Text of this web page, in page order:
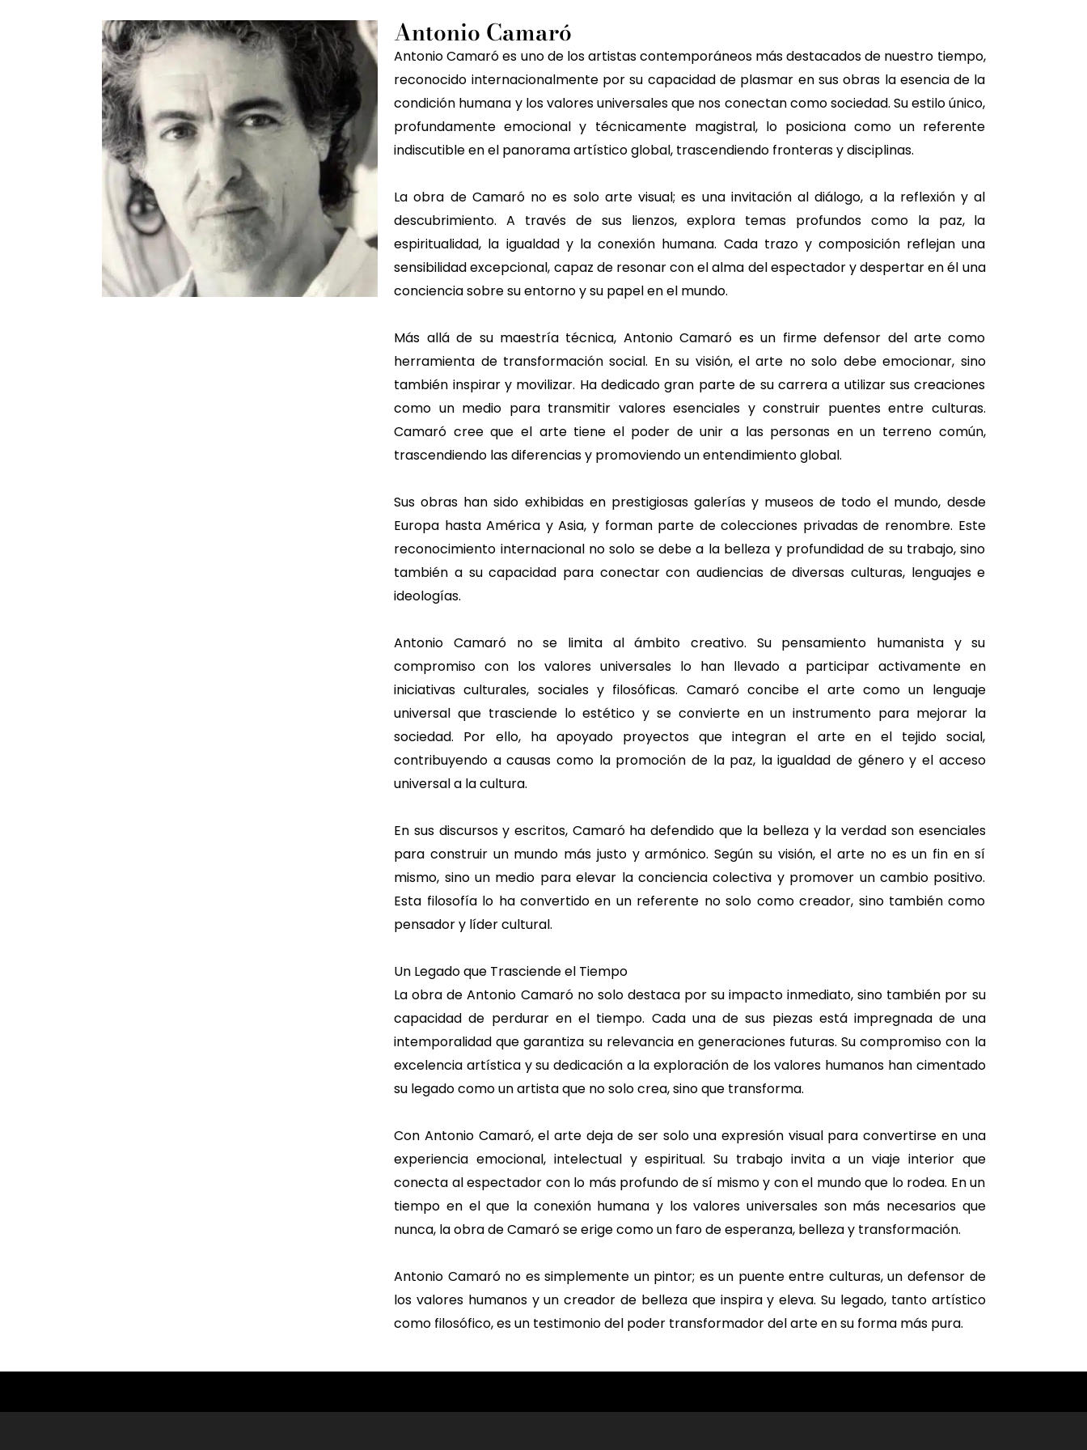
Antonio Camaró
Antonio Camaró es uno de los artistas contemporáneos más destacados de nuestro tiempo,
reconocido internacionalmente por su capacidad de plasmar en sus obras la esencia de la
condición humana y los valores universales que nos conectan como sociedad. Su estilo único,
profundamente emocional y técnicamente magistral, lo posiciona como un referente
indiscutible en el panorama artístico global, trascendiendo fronteras y disciplinas.
La obra de Camaró no es solo arte visual; es una invitación al diálogo, a la reflexión y al
descubrimiento. A través de sus lienzos, explora temas profundos como la paz, la
espiritualidad, la igualdad y la conexión humana. Cada trazo y composición reflejan una
sensibilidad excepcional, capaz de resonar con el alma del espectador y despertar en él una
conciencia sobre su entorno y su papel en el mundo.
Más allá de su maestría técnica, Antonio Camaró es un firme defensor del arte como
herramienta de transformación social. En su visión, el arte no solo debe emocionar, sino
también inspirar y movilizar. Ha dedicado gran parte de su carrera a utilizar sus creaciones
como un medio para transmitir valores esenciales y construir puentes entre culturas.
Camaró cree que el arte tiene el poder de unir a las personas en un terreno común,
trascendiendo las diferencias y promoviendo un entendimiento global.
Sus obras han sido exhibidas en prestigiosas galerías y museos de todo el mundo, desde
Europa hasta América y Asia, y forman parte de colecciones privadas de renombre. Este
reconocimiento internacional no solo se debe a la belleza y profundidad de su trabajo, sino
también a su capacidad para conectar con audiencias de diversas culturas, lenguajes e
ideologías.
Antonio Camaró no se limita al ámbito creativo. Su pensamiento humanista y su
compromiso con los valores universales lo han llevado a participar activamente en
iniciativas culturales, sociales y filosóficas. Camaró concibe el arte como un lenguaje
universal que trasciende lo estético y se convierte en un instrumento para mejorar la
sociedad. Por ello, ha apoyado proyectos que integran el arte en el tejido social,
contribuyendo a causas como la promoción de la paz, la igualdad de género y el acceso
universal a la cultura.
En sus discursos y escritos, Camaró ha defendido que la belleza y la verdad son esenciales
para construir un mundo más justo y armónico. Según su visión, el arte no es un fin en sí
mismo, sino un medio para elevar la conciencia colectiva y promover un cambio positivo.
Esta filosofía lo ha convertido en un referente no solo como creador, sino también como
pensador y líder cultural.
Un Legado que Trasciende el Tiempo
La obra de Antonio Camaró no solo destaca por su impacto inmediato, sino también por su
capacidad de perdurar en el tiempo. Cada una de sus piezas está impregnada de una
intemporalidad que garantiza su relevancia en generaciones futuras. Su compromiso con la
excelencia artística y su dedicación a la exploración de los valores humanos han cimentado
su legado como un artista que no solo crea, sino que transforma.
Con Antonio Camaró, el arte deja de ser solo una expresión visual para convertirse en una
experiencia emocional, intelectual y espiritual. Su trabajo invita a un viaje interior que
conecta al espectador con lo más profundo de sí mismo y con el mundo que lo rodea. En un
tiempo en el que la conexión humana y los valores universales son más necesarios que
nunca, la obra de Camaró se erige como un faro de esperanza, belleza y transformación.
Antonio Camaró no es simplemente un pintor; es un puente entre culturas, un defensor de
los valores humanos y un creador de belleza que inspira y eleva. Su legado, tanto artístico
como filosófico, es un testimonio del poder transformador del arte en su forma más pura.